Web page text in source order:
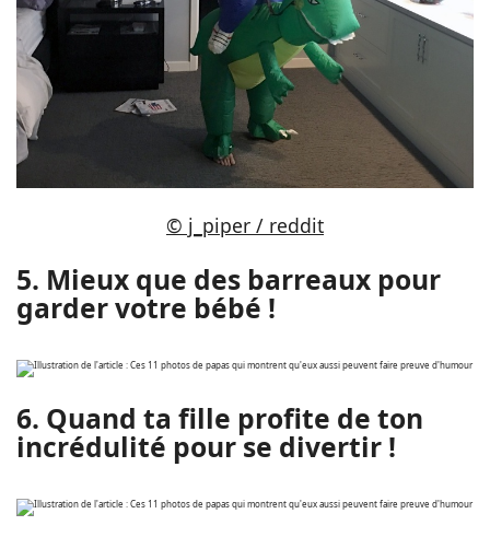
© j_piper / reddit
5. Mieux que des barreaux pour
garder votre bébé !
6. Quand ta fille profite de ton
incrédulité pour se divertir !